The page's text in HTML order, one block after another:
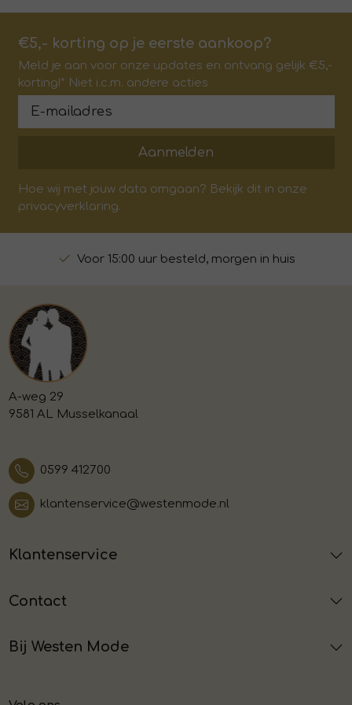
€5,- korting op je eerste aankoop?
Meld je aan voor onze updates en ontvang gelijk €5,-
korting!* Niet i.c.m. andere acties
Aanmelden
Hoe wij met jouw data omgaan? Bekijk dit in onze
privacyverklaring.
Voor 15:00 uur besteld, morgen in huis
A-weg 29
9581 AL Musselkanaal
0599 412700
klantenservice@westenmode.nl
Klantenservice
Contact
Bij Westen Mode